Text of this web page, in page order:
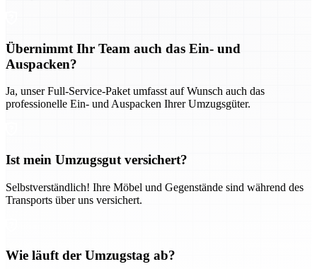
Übernimmt Ihr Team auch das Ein- und
Auspacken?
Ja, unser Full-Service-Paket umfasst auf Wunsch auch das
professionelle Ein- und Auspacken Ihrer Umzugsgüter.
Ist mein Umzugsgut versichert?
Selbstverständlich! Ihre Möbel und Gegenstände sind während des
Transports über uns versichert.
Wie läuft der Umzugstag ab?